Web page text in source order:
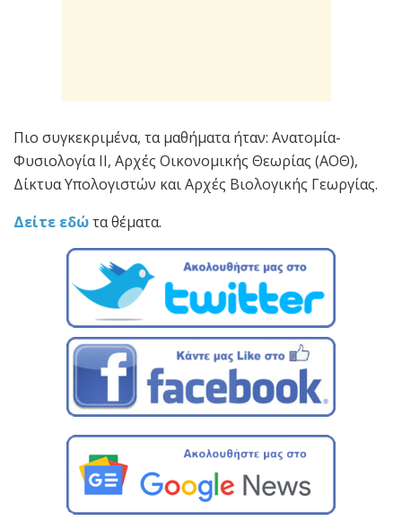
Πιο συγκεκριμένα, τα μαθήματα ήταν: Ανατομία-
Φυσιολογία ΙΙ, Αρχές Οικονομικής Θεωρίας (ΑΟΘ),
Δίκτυα Υπολογιστών και Αρχές Βιολογικής Γεωργίας.
Δείτε εδώτα θέματα.